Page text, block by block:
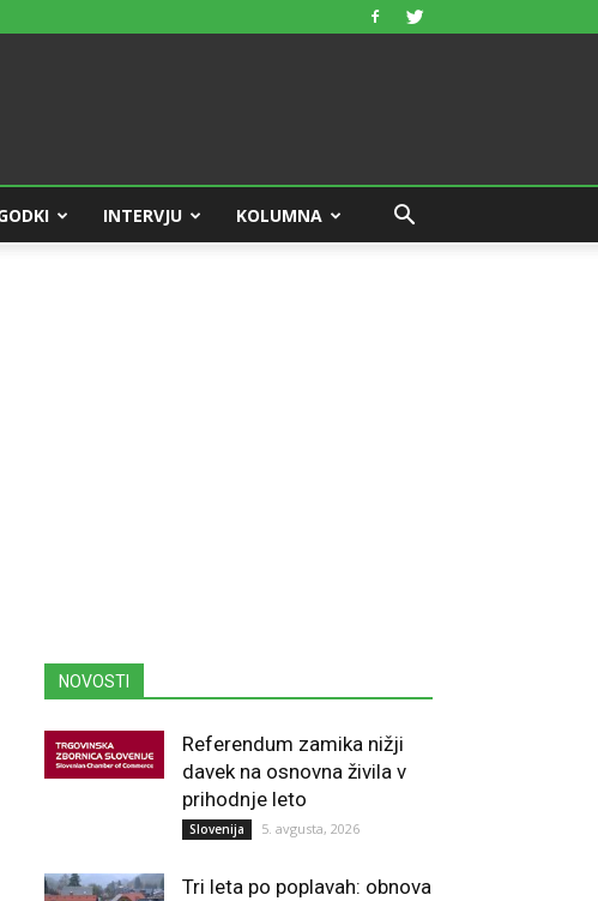
INTERVJU KOLUMNA
NOVOSTI
Referendum zamika nižji
davek na osnovna živila v
prihodnje leto
Slovenija 5. avgusta, 2026
Tri leta po poplavah: obnova